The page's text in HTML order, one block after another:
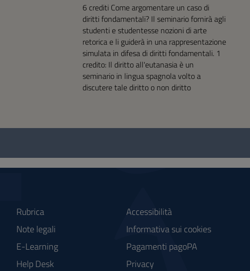
6 crediti Come argomentare un caso di
diritti fondamentali? Il seminario fornirà agli
studenti e studentesse nozioni di arte
retorica e li guiderà in una rappresentazione
simulata in difesa di diritti fondamentali. 1
credito: Il diritto all'eutanasia è un
seminario in lingua spagnola volto a
discutere tale diritto o non diritto
Rubrica
Note legali
E-Learning
Help Desk
Accessibilità
Informativa sui cookies
Pagamenti pagoPA
Privacy